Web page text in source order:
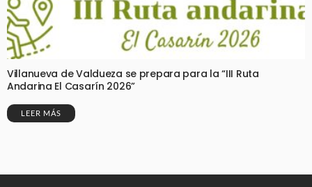
Villanueva de Valdueza se prepara para la “III Ruta
Andarina El Casarín 2026”
LEER MÁS